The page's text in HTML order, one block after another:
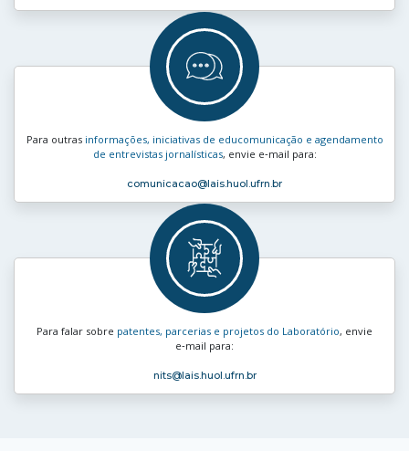
Para outras informações, iniciativas de educomunicação e agendamento
de entrevistas jornalísticas, envie e‑mail para:
comunicacao@lais.huol.ufrn.br
Para falar sobre patentes, parcerias e projetos do Laboratório, envie
e‑mail para:
nits@lais.huol.ufrn.br